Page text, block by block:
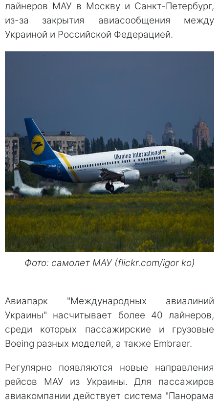
лайнеров МАУ в Москву и Санкт-Петербург,
из-за закрытия авиасообщения между
Украиной и Российской Федерацией.
Фото: самолет МАУ (flickr.com/igor ko)
Авиапарк "Международных авиалиний
Украины" насчитывает более 40 лайнеров,
среди которых пассажирские и грузовые
Boeing разных моделей, а также Embraer.
Регулярно появляются новые направления
рейсов МАУ из Украины. Для пассажиров
авиакомпании действует система "Панорама